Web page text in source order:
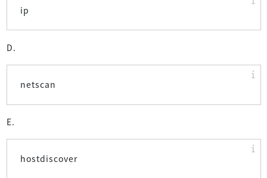
ip
D.
netscan
E.
hostdiscover